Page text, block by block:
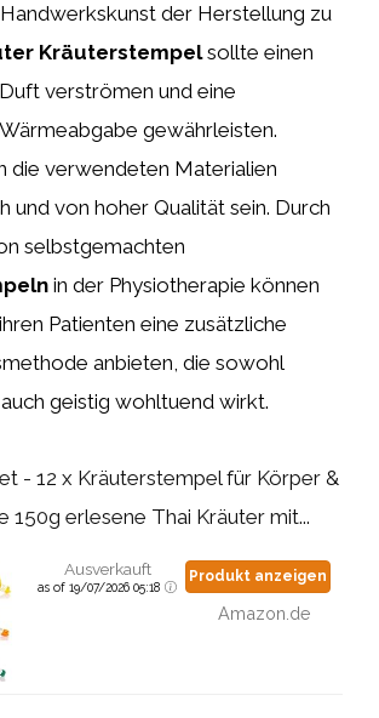
der Herstellung zu
Kräuterstempelsollte einen
verströmen und eine
gewährleisten.
die verwendeten Materialien
und von hoher Qualität sein. Durch
selbstgemachten
in der Physiotherapie können
Patienten eine zusätzliche
anbieten, die sowohl
geistig wohltuend wirkt.
- 12 x Kräuterstempel für Körper &
150g erlesene Thai Kräuter mit...
Ausverkauft
as of 19/07/2026 05:18
Produkt anzeigen
Amazon.de